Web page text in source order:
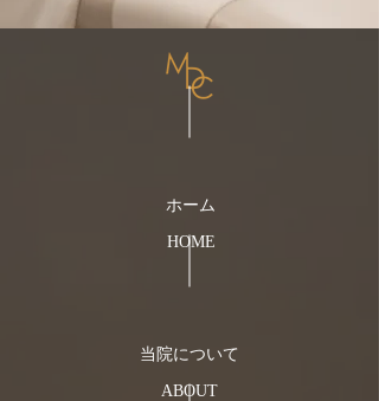
ホーム
HOME
当院について
ABOUT